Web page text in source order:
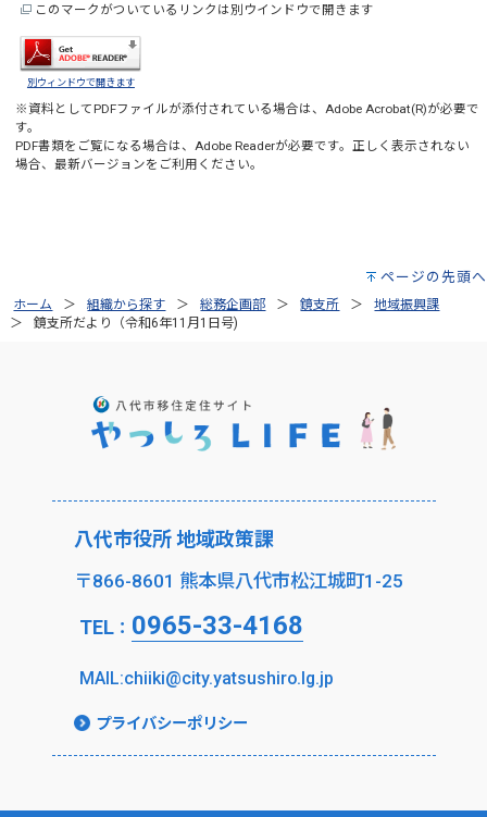
このマークがついているリンクは別ウインドウで開きます
別ウィンドウで開きます
※資料としてPDFファイルが添付されている場合は、 Adobe Acrobat(R)が必要で
す。
PDF書類をご覧になる場合は、 Adobe Readerが必要です。正しく表示されない
場合、最新バージョンをご利用ください。
ページの先頭へ
ホーム 組織から探す 総務企画部 鏡支所
地域振興課
鏡支所だより（令和6年11月1日号)
八代市役所 地域政策課
〒866-8601 熊本県八代市松江城町1-25
TEL： 0965-33-4168
MAIL:chiiki@city.yatsushiro.lg.jp
プライバシーポリシー